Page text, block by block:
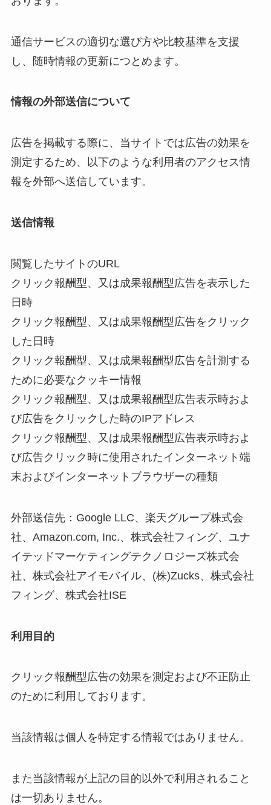
通信サービスの適切な選び方や比較基準を支援
し、随時情報の更新につとめます。
情報の外部送信について
広告を掲載する際に、当サイトでは広告の効果を
測定するため、以下のような利用者のアクセス情
報を外部へ送信しています。
送信情報
閲覧したサイトのURL
クリック報酬型、又は成果報酬型広告を表示した
日時
クリック報酬型、又は成果報酬型広告をクリック
した日時
クリック報酬型、又は成果報酬型広告を計測する
ために必要なクッキー情報
クリック報酬型、又は成果報酬型広告表示時およ
び広告をクリックした時のIPアドレス
クリック報酬型、又は成果報酬型広告表示時およ
び広告クリック時に使用されたインターネット端
末およびインターネットブラウザーの種類
外部送信先：Google LLC、楽天グループ株式会
社、Amazon.com, Inc.、株式会社フィング、ユナ
イテッドマーケティングテクノロジーズ株式会
社、株式会社アイモバイル、(株)Zucks、株式会社
フィング、株式会社ISE
利用目的
クリック報酬型広告の効果を測定および不正防止
のために利用しております。
当該情報は個人を特定する情報ではありません。
また当該情報が上記の目的以外で利用されること
は一切ありません。